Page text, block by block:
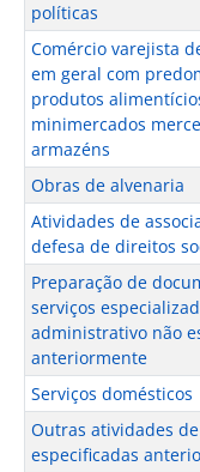
políticas
Comércio varejista
em geral com
produtos
minimercados
armazéns
Obras de alvenaria
Atividades de
defesa de direitos
Preparação de
serviços
administrativo não
anteriormente
Serviços domésticos
Outras atividades
especificadas